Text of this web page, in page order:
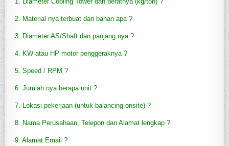
2. Material nya terbuat dari bahan apa ?
3. Diameter AS/Shaft dan panjang nya ?
4. KW atau HP motor penggeraknya ?
5. Speed / RPM ?
6. Jumlah nya berapa unit ?
7. Lokasi pekerjaan (untuk balancing onsite) ?
8. Nama Perusahaan, Telepon dan Alamat lengkap ?
9. Alamat Email ?